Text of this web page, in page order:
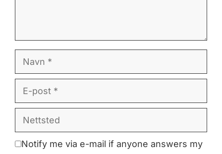
post
Notify me via e-mail if anyone answers my